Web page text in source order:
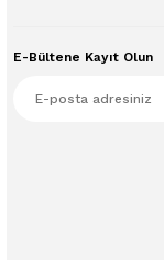
E-Bültene Kayıt Olun